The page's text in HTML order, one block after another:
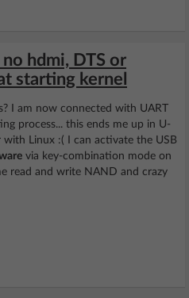
hdmi, DTS or
starting kernel
I am now connected with UART
process... this ends me up in U-
Linux :( I can activate the USB
via key-combination mode on
read and write NAND and crazy